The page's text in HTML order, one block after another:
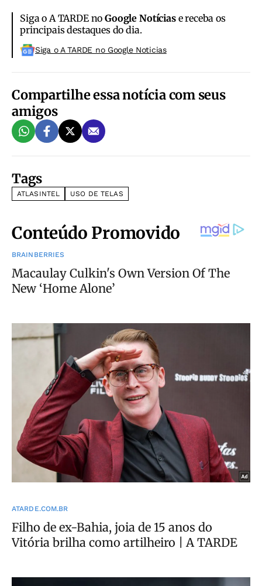
Siga o A TARDE noGoogle Notíciase receba os
principais destaques do dia.
Siga o A TARDE no Google Noticias
Compartilhe essa notícia com seus
amigos
Tags
ATLASINTEL USO DE TELAS